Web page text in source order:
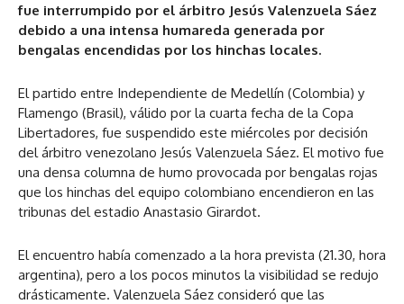
fue interrumpido por el árbitro Jesús Valenzuela Sáez
debido a una intensa humareda generada por
bengalas encendidas por los hinchas locales.
El partido entre Independiente de Medellín (Colombia) y
Flamengo (Brasil), válido por la cuarta fecha de la Copa
Libertadores, fue suspendido este miércoles por decisión
del árbitro venezolano Jesús Valenzuela Sáez. El motivo fue
una densa columna de humo provocada por bengalas rojas
que los hinchas del equipo colombiano encendieron en las
tribunas del estadio Anastasio Girardot.
El encuentro había comenzado a la hora prevista (21.30, hora
argentina), pero a los pocos minutos la visibilidad se redujo
drásticamente. Valenzuela Sáez consideró que las